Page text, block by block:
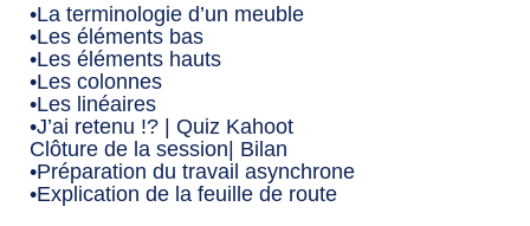
•La terminologie d’un meuble
•Les éléments bas
•Les éléments hauts
•Les colonnes
•Les linéaires
•J’ai retenu !? | Quiz Kahoot
Clôture de la session| Bilan
•Préparation du travail asynchrone
•Explication de la feuille de route